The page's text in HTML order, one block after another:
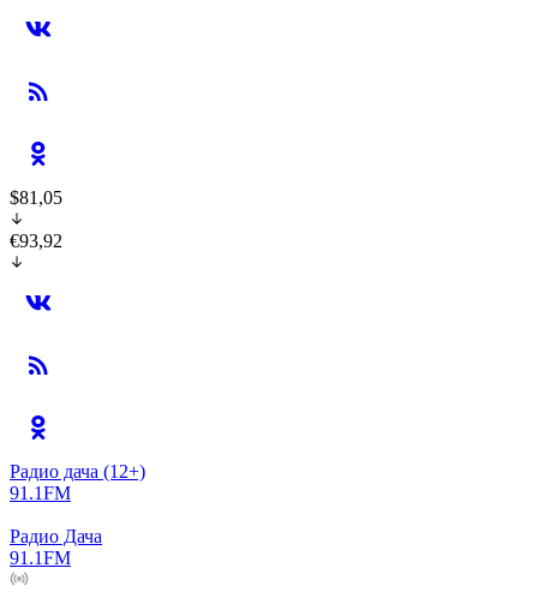
$81,05
€93,92
Радио дача (12+)
91.1FM
Радио Дача
91.1FM